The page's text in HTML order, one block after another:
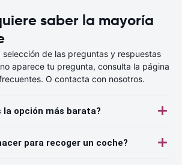
saber la mayoría
selección de las preguntas y respuestas
aparece tu pregunta, consulta la página
O contacta con nosotros.
la opción más barata?
para recoger un coche?